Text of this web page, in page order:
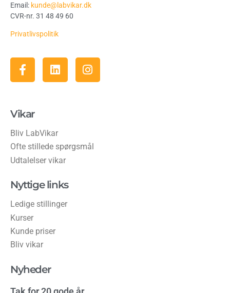
Email: kunde@labvikar.dk
CVR-nr. 31 48 49 60
Privatlivspolitik
Vikar
Bliv LabVikar
Ofte stillede spørgsmål
Udtalelser vikar
Nyttige links
Ledige stillinger
Kurser
Kunde priser
Bliv vikar
Nyheder